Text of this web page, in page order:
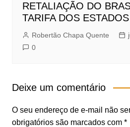
RETALIAÇÃO DO
TARIFA DOS
Robertão Chapa Quente
0
Deixe um comentário
O seu endereço de e-mail não
obrigatórios são marcados com *